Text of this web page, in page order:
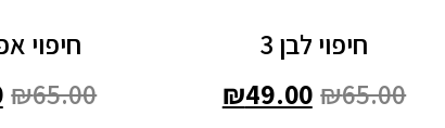
חיפוי לבן 3
₪65.00
₪49.00
חיפוי
₪65.00